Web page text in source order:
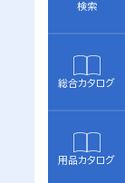
検索
総合カタログ
用品カタログ